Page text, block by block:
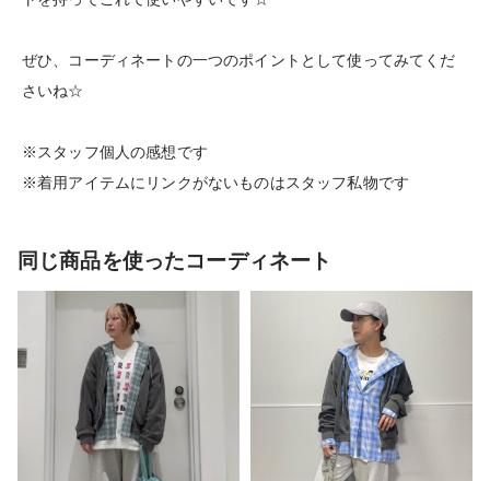
ぜひ、コーディネートの一つのポイントとして使ってみてくだ
さいね☆
※スタッフ個人の感想です
※着用アイテムにリンクがないものはスタッフ私物です
同じ商品を使ったコーディネート